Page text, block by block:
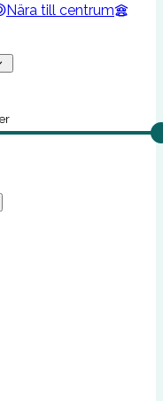
Nära till centrum